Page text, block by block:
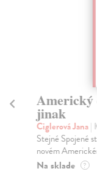
Americký
jinak
Ciglerová Jana|
Stejné Spojené
novém
Na sklade ?